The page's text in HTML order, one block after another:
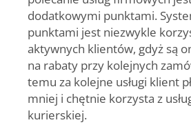
dodatkowymi punktami.
punktami jest niezwykle
aktywnych klientów, gdyż są
na rabaty przy kolejnych
temu za kolejne usługi klient
mniej i chętnie korzysta z
kurierskiej.